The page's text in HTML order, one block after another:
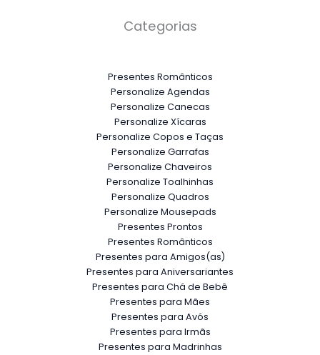
Categorias
Presentes Românticos
Personalize Agendas
Personalize Canecas
Personalize Xícaras
Personalize Copos e Taças
Personalize Garrafas
Personalize Chaveiros
Personalize Toalhinhas
Personalize Quadros
Personalize Mousepads
Presentes Prontos
Presentes Românticos
Presentes para Amigos(as)
Presentes para Aniversariantes
Presentes para Chá de Bebê
Presentes para Mães
Presentes para Avós
Presentes para Irmãs
Presentes para Madrinhas